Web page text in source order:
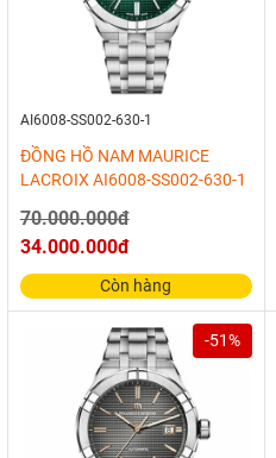
AI6008-SS002-630-1
ĐỒNG HỒ NAM MAURICE
LACROIX AI6008-SS002-630-1
70.000.000đ
34.000.000đ
Còn hàng
-51%